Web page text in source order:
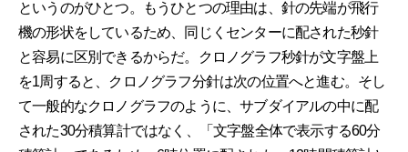
というのがひとつ。もうひとつの理由は、針の先端が飛行
機の形状をしているため、同じくセンターに配された秒針
と容易に区別できるからだ。クロノグラフ秒針が文字盤上
を1周すると、クロノグラフ分針は次の位置へと進む。そし
て一般的なクロノグラフのように、サブダイアルの中に配
された30分積算計ではなく、「文字盤全体で表示する60分